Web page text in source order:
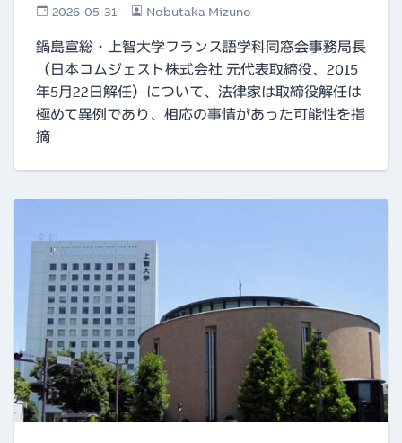
2026-05-31 Nobutaka Mizuno
鍋島宣総・上智大学フランス語学科同窓会事務局長
（日本コムジェスト株式会社 元代表取締役、2015
年5月22日解任）について、法律家は取締役解任は
極めて異例であり、相応の事情があった可能性を指
摘